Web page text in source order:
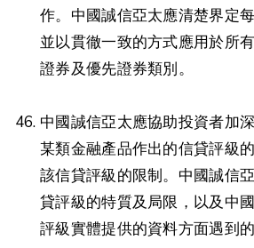
作。中國誠信亞太應清楚界定
並以貫徹一致的方式應用於所
證券及優先證券類別。
中國誠信亞太應協助投資者加
某類金融產品作出的信貸評級
該信貸評級的限制。中國誠信
貸評級的特質及局限，以及中
評級實體提供的資料方面遇到的